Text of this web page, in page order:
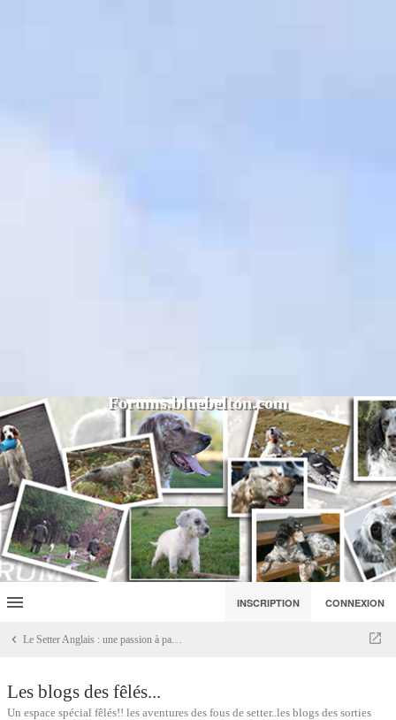
Forums.bluebelton.com
INSCRIPTION CONNEXION
Le Setter Anglais : une passion à partager...
Les blogs des fêlés...
Un espace spécial fêlés!! les aventures des fous de setter..les blogs des sorties